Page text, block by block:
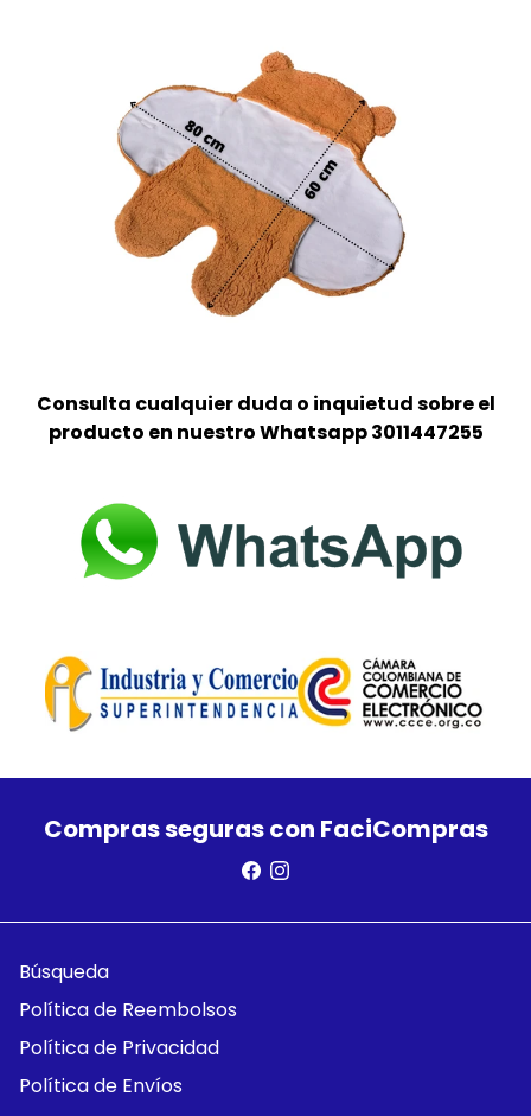
Consulta cualquier duda o inquietud sobre el
producto en nuestro Whatsapp3011447255
Compras seguras con FaciCompras
Búsqueda
Política de Reembolsos
Política de Privacidad
Política de Envíos